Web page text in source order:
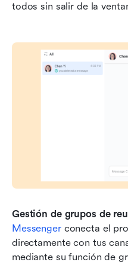
todos sin salir de la
Gestión de grupos de
Messenger conecta el
directamente con tus
mediante su función de